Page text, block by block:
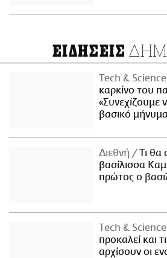
ΕΙΔΗΣΕΙΣ
Τech & Science
καρκίνο του
«Συνεχίζουμε
βασικό
Διεθνή
Τι θα
βασίλισσα
πρώτος ο
Τech & Science
προκαλεί και
αρχίσουν οι